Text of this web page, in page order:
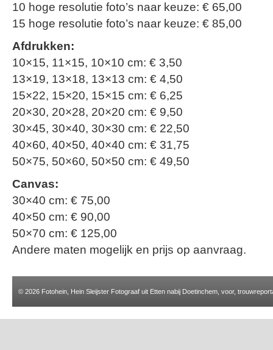
10 hoge resolutie foto’s naar keuze: € 65,00
15 hoge resolutie foto’s naar keuze: € 85,00
Afdrukken:
10×15, 11×15, 10×10 cm: € 3,50
13×19, 13×18, 13×13 cm: € 4,50
15×22, 15×20, 15×15 cm: € 6,25
20×30, 20×28, 20×20 cm: € 9,50
30×45, 30×40, 30×30 cm: € 22,50
40×60, 40×50, 40×40 cm: € 31,75
50×75, 50×60, 50×50 cm: € 49,50
Canvas:
30×40 cm: € 75,00
40×50 cm: € 90,00
50×70 cm: € 125,00
Andere maten mogelijk en prijs op aanvraag.
© 2026 Fotohein, Hein Sleijster Fotograaf uit Etten nabij Doetinchem, voor,